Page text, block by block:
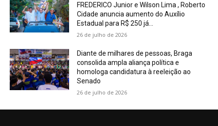
FREDERICO Junior e Wilson Lima , Roberto
Cidade anuncia aumento do Auxílio
Estadual para R$ 250 já...
26 de julho de 2026
Diante de milhares de pessoas, Braga
consolida ampla aliança política e
homologa candidatura à reeleição ao
Senado
26 de julho de 2026